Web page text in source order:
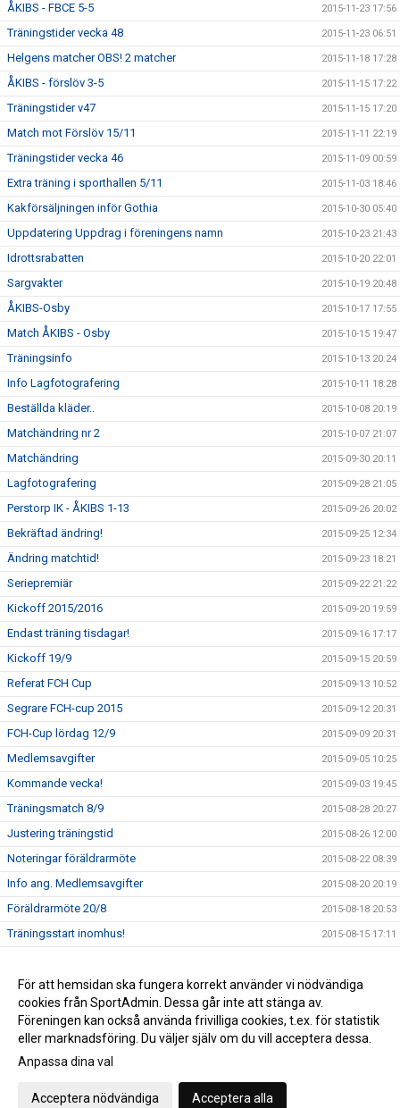
ÅKIBS - FBCE 5-5 2015-11-23 17:56
Träningstider vecka 48 2015-11-23 06:51
Helgens matcher OBS! 2 matcher 2015-11-18 17:28
ÅKIBS - förslöv 3-5 2015-11-15 17:22
Träningstider v47 2015-11-15 17:20
Match mot Förslöv 15/11 2015-11-11 22:19
Träningstider vecka 46 2015-11-09 00:59
Extra träning i sporthallen 5/11 2015-11-03 18:46
Kakförsäljningen inför Gothia 2015-10-30 05:40
Uppdatering Uppdrag i föreningens namn 2015-10-23 21:43
Idrottsrabatten 2015-10-20 22:01
Sargvakter 2015-10-19 20:48
ÅKIBS-Osby 2015-10-17 17:55
Match ÅKIBS - Osby 2015-10-15 19:47
Träningsinfo 2015-10-13 20:24
Info Lagfotografering 2015-10-11 18:28
Beställda kläder.. 2015-10-08 20:19
Matchändring nr 2 2015-10-07 21:07
Matchändring 2015-09-30 20:11
Lagfotografering 2015-09-28 21:05
Perstorp IK - ÅKIBS 1-13 2015-09-26 20:02
Bekräftad ändring! 2015-09-25 12:34
Ändring matchtid! 2015-09-23 18:21
Seriepremiär 2015-09-22 21:22
Kickoff 2015/2016 2015-09-20 19:59
Endast träning tisdagar! 2015-09-16 17:17
Kickoff 19/9 2015-09-15 20:59
Referat FCH Cup 2015-09-13 10:52
Segrare FCH-cup 2015 2015-09-12 20:31
FCH-Cup lördag 12/9 2015-09-09 20:31
Medlemsavgifter 2015-09-05 10:25
Kommande vecka! 2015-09-03 19:45
Träningsmatch 8/9 2015-08-28 20:27
Justering träningstid 2015-08-26 12:00
Noteringar föräldrarmöte 2015-08-22 08:39
Info ang. Medlemsavgifter 2015-08-20 20:19
Föräldrarmöte 20/8 2015-08-18 20:53
Träningsstart inomhus! 2015-08-15 17:11
Spelarmöte 11/8 2015-08-03 12:13
Välkomna! 2015-07-31 16:10
Gå till Webbversion
För att hemsidan ska fungera korrekt använder vi nödvändiga
cookies från SportAdmin. Dessa går inte att stänga av.
Föreningen kan också använda frivilliga cookies, t.ex. för statistik
eller marknadsföring. Du väljer själv om du vill acceptera dessa.
Anpassa dina val
Acceptera nödvändiga Acceptera alla